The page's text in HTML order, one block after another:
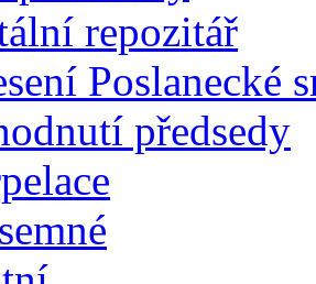
repozitář
Poslanecké
předsedy